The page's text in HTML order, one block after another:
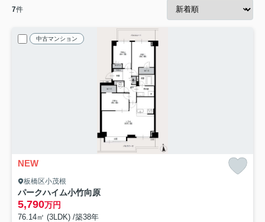
7件
中古マンション
NEW
板橋区小茂根
パークハイム小竹向原
5,790万円
76.14㎡ (3LDK) /築38年